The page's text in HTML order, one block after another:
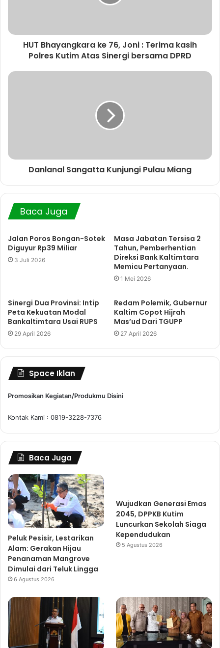
HUT Bhayangkara ke 76, Joni : Terima kasih
Polres Kutim Atas Sinergi bersama DPRD
Danlanal Sangatta Kunjungi Pulau Miang
Baca Juga
Jalan Poros Bongan-Sotek
Diguyur Rp39 Miliar
3 Juli 2026
Masa Jabatan Tersisa 2
Tahun, Pemberhentian
Direksi Bank Kaltimtara
Memicu Pertanyaan.
1 Mei 2026
Sinergi Dua Provinsi: Intip
Peta Kekuatan Modal
Bankaltimtara Usai RUPS
29 April 2026
Redam Polemik, Gubernur
Kaltim Copot Hijrah
Mas’ud Dari TGUPP
27 April 2026
Space Iklan
Promosikan Kegiatan/Produkmu Disini
Kontak Kami : 0819-3228-7376
Baca Juga
Peluk Pesisir, Lestarikan
Alam: Gerakan Hijau
Penanaman Mangrove
Dimulai dari Teluk Lingga
6 Agustus 2026
Wujudkan Generasi Emas
2045, DPPKB Kutim
Luncurkan Sekolah Siaga
Kependudukan
5 Agustus 2026